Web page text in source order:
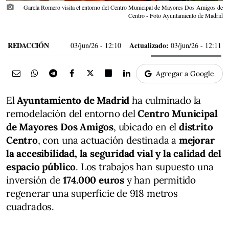
photo_camera
García Romero visita el entorno del Centro Municipal de Mayores Dos Amigos de
Centro - Foto Ayuntamiento de Madrid
REDACCIÓN 03/jun/26 - 12:10 Actualizado: 03/jun/26 - 12:11
Agregar a Google
ElAyuntamiento de Madrid ha culminado la
remodelación del entorno del Centro Municipal
de Mayores Dos Amigos, ubicado en el distrito
Centro, con una actuación destinada a mejorar
la accesibilidad, la seguridad vial y la calidad del
espacio público. Los trabajos han supuesto una
inversión de 174.000 euros y han permitido
regenerar una superficie de 918 metros
cuadrados.